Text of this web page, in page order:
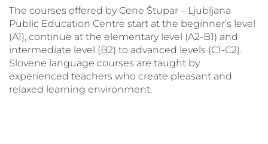
POVEČAJ PISAVO
POMANJŠAJ PISAVO
OZNAČI NASLOVE
The courses offered by Cene Štupar – Ljubljana
Public Education Centre start at the beginner’s level
(A1), continue at the elementary level (A2-B1) and
intermediate level (B2) to advanced levels (C1-C2).
Slovene language courses are taught by
experienced teachers who create pleasant and
relaxed learning environment.